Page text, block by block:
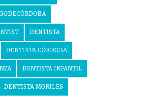
DENTISTA
DENTISTA CÓRDOBA
DENTISTA INFANTIL
DENTISTA MORILES